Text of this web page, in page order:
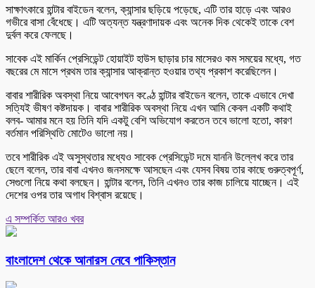
সাক্ষাৎকারে হান্টার বাইডেন বলেন, ক্যান্সার ছড়িয়ে পড়েছে, এটি তার হাড়ে এবং আরও
গভীরে বাসা বেঁধেছে। এটি অত্যন্ত যন্ত্রণাদায়ক এবং অনেক দিক থেকেই তাকে বেশ
দুর্বল করে ফেলছে।
সাবেক এই মার্কিন প্রেসিডেন্ট হোয়াইট হাউস ছাড়ার চার মাসেরও কম সময়ের মধ্যে, গত
বছরের মে মাসে প্রথম তার ক্যান্সার আক্রান্ত হওয়ার তথ্য প্রকাশ করেছিলেন।
বাবার শারীরিক অবস্থা নিয়ে আবেগঘন কণ্ঠে হান্টার বাইডেন বলেন, তাকে এভাবে দেখা
সত্যিই ভীষণ কষ্টদায়ক। বাবার শারীরিক অবস্থা নিয়ে এখন আমি কেবল একটি কথাই
বলব- আমার মনে হয় তিনি যদি একটু বেশি অভিযোগ করতেন তবে ভালো হতো, কারণ
বর্তমান পরিস্থিতি মোটেও ভালো নয়।
তবে শারীরিক এই অসুস্থতার মধ্যেও সাবেক প্রেসিডেন্ট দমে যাননি উল্লেখ করে তার
ছেলে বলেন, তার বাবা এখনও জনসমক্ষে আসছেন এবং যেসব বিষয় তার কাছে গুরুত্বপূর্ণ,
সেগুলো নিয়ে কথা বলছেন। হান্টার বলেন, তিনি এখনও তার কাজ চালিয়ে যাচ্ছেন। এই
দেশের ওপর তার অগাধ বিশ্বাস রয়েছে।
এ সম্পর্কিত আরও খবর
বাংলাদেশ থেকে আনারস নেবে পাকিস্তান